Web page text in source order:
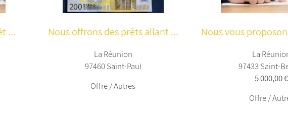
... Nous offrons des prêts allant ...
La Réunion
97460 Saint-Paul
Offre / Autres
Nous vous
La
97433 Saint-
5 000,00 €
Offre /